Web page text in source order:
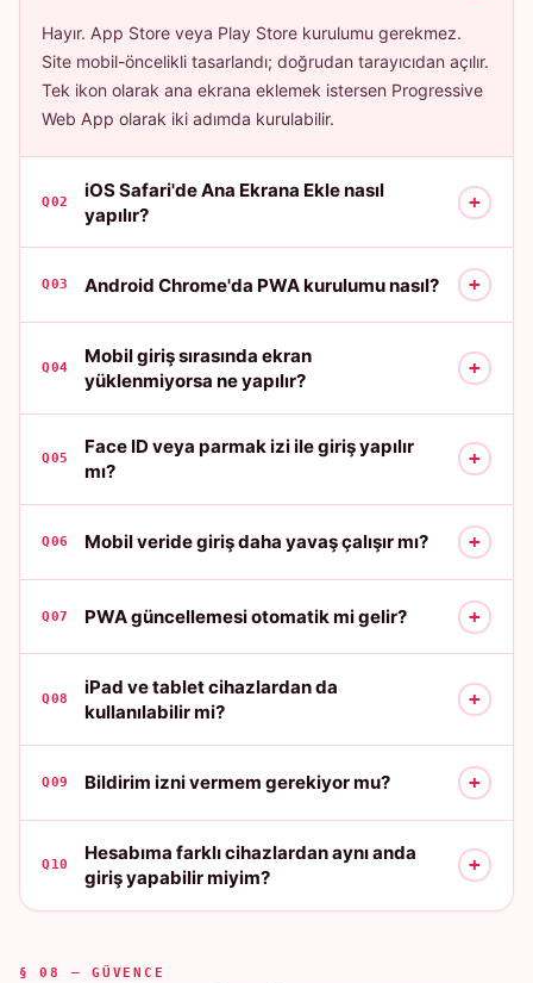
Hayır. App Store veya Play Store kurulumu gerekmez.
Site mobil-öncelikli tasarlandı; doğrudan tarayıcıdan açılır.
Tek ikon olarak ana ekrana eklemek istersen Progressive
Web App olarak iki adımda kurulabilir.
Q02
iOS Safari'de Ana Ekrana Ekle nasıl
yapılır?
+
Q03 Android Chrome'da PWA kurulumu nasıl? +
Q04
Mobil giriş sırasında ekran
yüklenmiyorsa ne yapılır?
+
Q05
Face ID veya parmak izi ile giriş yapılır
mı?
+
Q06 Mobil veride giriş daha yavaş çalışır mı? +
Q07 PWA güncellemesi otomatik mi gelir? +
Q08
iPad ve tablet cihazlardan da
kullanılabilir mi?
+
Q09 Bildirim izni vermem gerekiyor mu? +
Q10
Hesabıma farklı cihazlardan aynı anda
giriş yapabilir miyim?
+
§ 08 — GÜVENCE